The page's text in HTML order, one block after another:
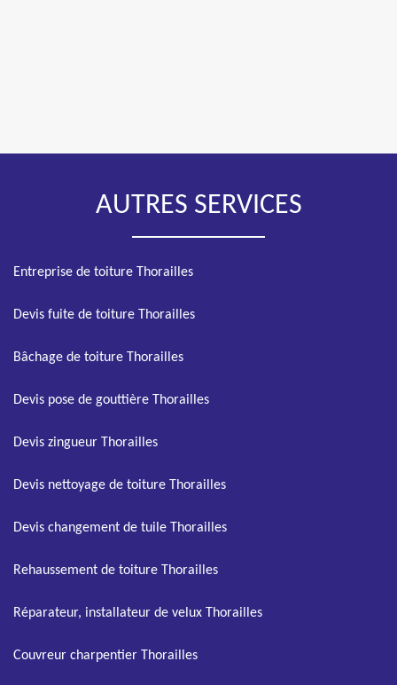
AUTRES SERVICES
Entreprise de toiture Thorailles
Devis fuite de toiture Thorailles
Bâchage de toiture Thorailles
Devis pose de gouttière Thorailles
Devis zingueur Thorailles
Devis nettoyage de toiture Thorailles
Devis changement de tuile Thorailles
Rehaussement de toiture Thorailles
Réparateur, installateur de velux Thorailles
Couvreur charpentier Thorailles